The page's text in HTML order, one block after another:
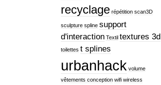
recyclage répétition scan3D
sculpture spline support
d'interaction Textil textures 3d
toilettes t splines
urbanhack volume
vêtements conception wifi wireless